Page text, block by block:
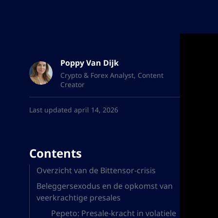
Poppy Van Dijk
Crypto & Forex Analyst, Content
Creator
Last updated april 14, 2026
Contents
Overzicht van de Bittensor-crisis
Beleggersexodus en de opkomst van
veerkrachtige presales
Pepeto: Presale-kracht in volatiele